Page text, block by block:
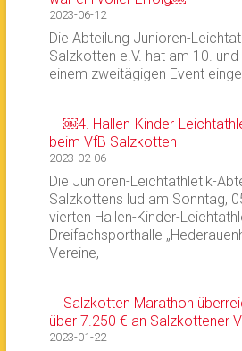
2023-06-12
Die Abteilung Junioren-
Salzkotten e.V. hat am 10.
einem zweitägigen Event
￼4. Hallen-Kinder-
beim VfB Salzkotten
2023-02-06
Die Junioren-Leichtathletik-
Salzkottens lud am Sonntag,
vierten Hallen-Kinder-
Dreifachsporthalle
Vereine,
Salzkotten Marathon
über 7.250 € an Salzkottener
2023-01-22